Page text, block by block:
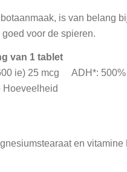
is van belang
voor de spieren.
van 1 tablet
ie) 25 mcg ADH*: 500%
Hoeveelheid
en vitamine